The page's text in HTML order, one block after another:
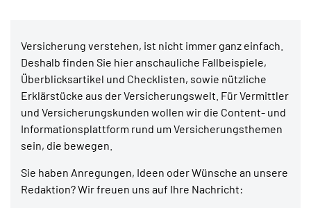
Versicherung verstehen, ist nicht immer ganz einfach.
Deshalb finden Sie hier anschauliche Fallbeispiele,
Überblicksartikel und Checklisten, sowie nützliche
Erklärstücke aus der Versicherungswelt. Für Vermittler
und Versicherungskunden wollen wir die Content- und
Informationsplattform rund um Versicherungsthemen
sein, die bewegen.
Sie haben Anregungen, Ideen oder Wünsche an unsere
Redaktion? Wir freuen uns auf Ihre Nachricht: